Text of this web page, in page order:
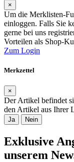
×
Um die Merklisten-
einloggen. Falls Sie
gerne bei uns
Vorteilen als Shop-
Zum Login
Merkzettel
×
Der Artikel befindet
den Artikel aus Ihrer
Ja Nein
Exklusive
unserem